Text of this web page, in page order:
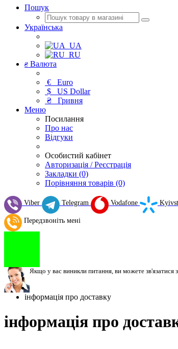
Пошук
Українська
UA
RU
₴ Валюта
€ Euro
$ US Dollar
₴ Гривня
Меню
Посилання
Про нас
Відгуки
Особистий кабінет
Авторизація / Реєстрація
Закладки (0)
Порівняння товарів (0)
Viber Telegram Vodafone
Передзвоніть мені
Якщо у вас виникли питання, ви можете
інформація про доставку
інформація про